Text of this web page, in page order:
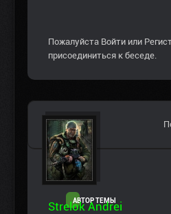
Пожалуйста Войти или
присоединиться к беседе.
АВТОР ТЕМЫ
Strelok Andrei